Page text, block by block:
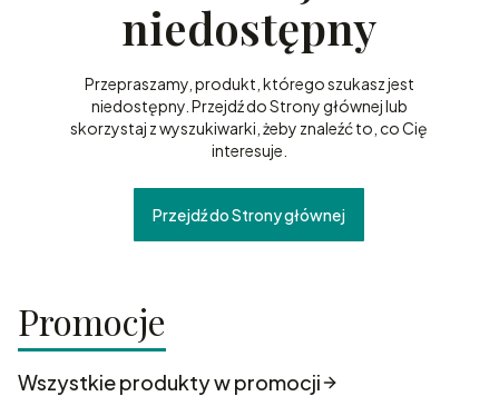
niedostępny
Przepraszamy, produkt, którego szukasz jest
niedostępny. Przejdź do Strony głównej lub
skorzystaj z wyszukiwarki, żeby znaleźć to, co Cię
interesuje.
Przejdź do Strony głównej
Promocje
Wszystkie produkty w promocji